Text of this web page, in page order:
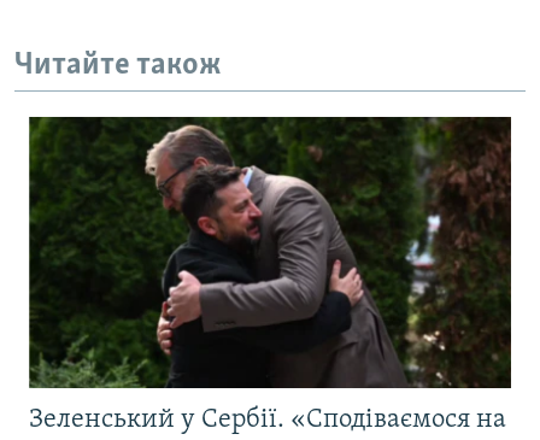
Читайте також
Зеленський у Сербії. «Сподіваємося на